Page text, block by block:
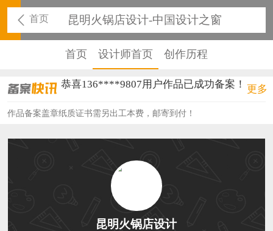
首页 昆明火锅店设计-中国设计之窗
首页 设计师首页 创作历程
恭喜159****4201用户作品已成功备案！
恭喜133****6466用户作品已成功备案！
恭喜131****1475用户作品已成功备案！
更多
作品备案盖章纸质证书需另出工本费，邮寄到付！
昆明火锅店设计